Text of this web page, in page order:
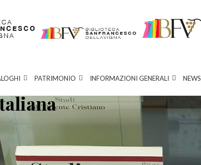
PATRIMONIO INFORMAZIONI GENERALI NEWS